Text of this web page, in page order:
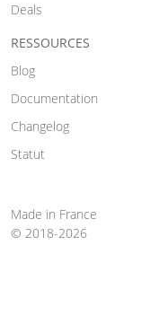
Deals
RESSOURCES
Blog
Documentation
Changelog
Statut
Made in France
© 2018-2026